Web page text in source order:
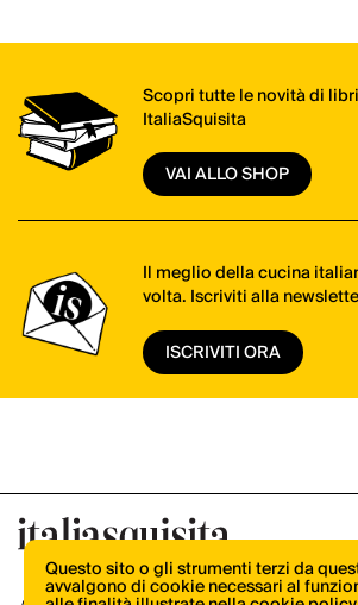
Scopri tutte le novità di
ItaliaSquisita
VAI ALLO SHOP
Il meglio della cucina
volta. Iscriviti alla
ISCRIVITI ORA
Questo sito o gli strumenti terzi da
avvalgono di cookie necessari al